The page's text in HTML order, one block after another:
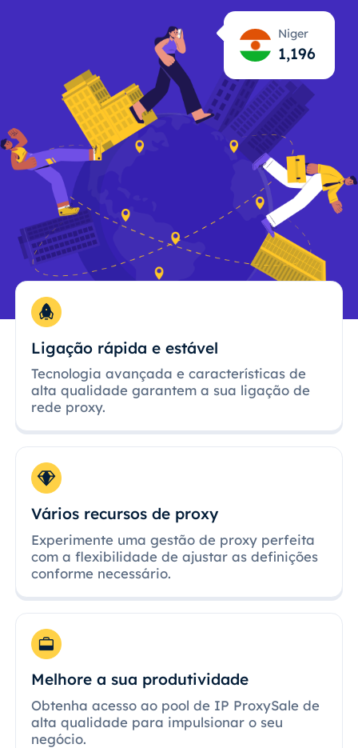
Niger
1,197
Ligação rápida e estável
Tecnologia avançada e características de
alta qualidade garantem a sua ligação de
rede proxy.
Vários recursos de proxy
Experimente uma gestão de proxy perfeita
com a flexibilidade de ajustar as definições
conforme necessário.
Melhore a sua produtividade
Obtenha acesso ao pool de IP ProxySale de
alta qualidade para impulsionar o seu
negócio.